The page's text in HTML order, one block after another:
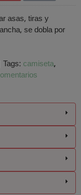
asas, tiras y
se dobla por
Tags: camiseta